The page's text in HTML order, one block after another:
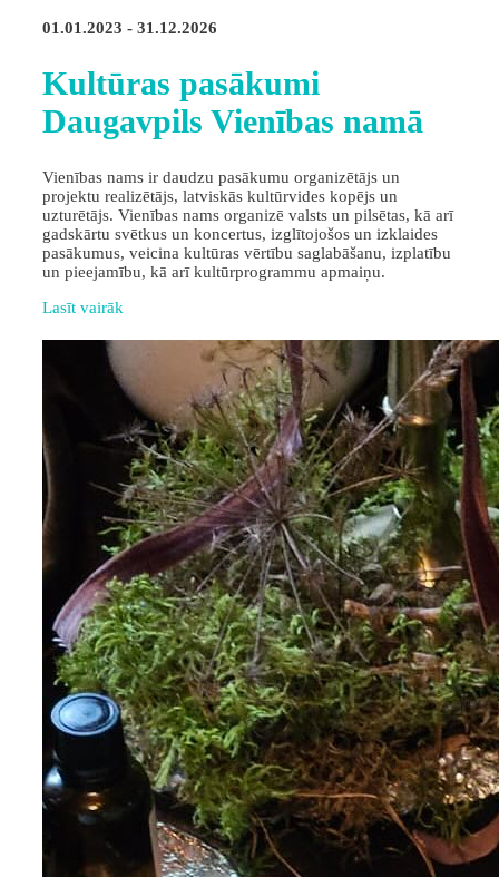
01.01.2023 - 31.12.2026
Kultūras pasākumi
Daugavpils Vienības namā
Vienības nams ir daudzu pasākumu organizētājs un
projektu realizētājs, latviskās kultūrvides kopējs un
uzturētājs. Vienības nams organizē valsts un pilsētas, kā arī
gadskārtu svētkus un koncertus, izglītojošos un izklaides
pasākumus, veicina kultūras vērtību saglabāšanu, izplatību
un pieejamību, kā arī kultūrprogrammu apmaiņu.
Lasīt vairāk